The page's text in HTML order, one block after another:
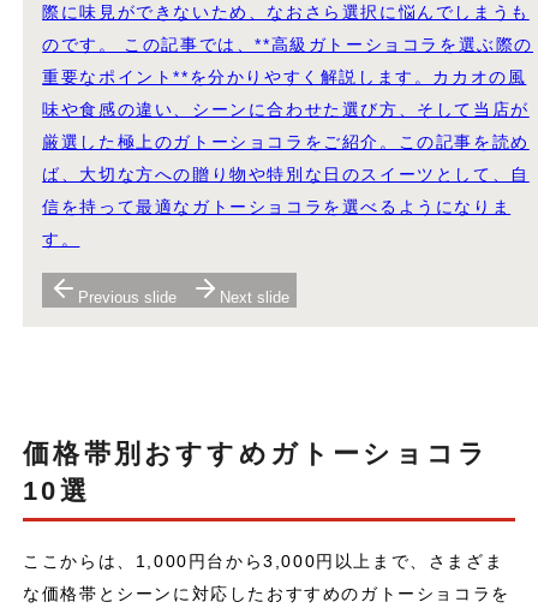
際に味見ができないため、なおさら選択に悩んでしまうも
のです。 この記事では、**高級ガトーショコラを選ぶ際の
重要なポイント**を分かりやすく解説します。カカオの風
味や食感の違い、シーンに合わせた選び方、そして当店が
厳選した極上のガトーショコラをご紹介。この記事を読め
ば、大切な方への贈り物や特別な日のスイーツとして、自
信を持って最適なガトーショコラを選べるようになりま
す。
Previous slide Next slide
価格帯別おすすめガトーショコラ
10選
ここからは、1,000円台から3,000円以上まで、さまざま
な価格帯とシーンに対応したおすすめのガトーショコラを